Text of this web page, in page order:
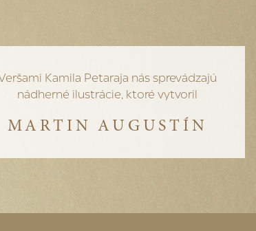
Kamila Petaraja nás sprevádzajú
nádherné ilustrácie, ktoré vytvoril
MARTIN AUGUSTÍN